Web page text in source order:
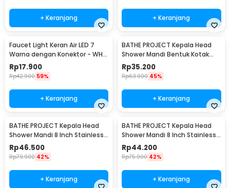
+ Keranjang + Keranjang
Faucet Light Keran Air LED 7
Warna dengan Konektor - WH-
F03
Rp17.900
Rp42.900 59%
+ Keranjang
BATHE PROJECT Kepala Head
Shower Mandi Bentuk Kotak
8Inch 305gr - MK-701
Rp35.200
Rp63.900 45%
+ Keranjang
BATHE PROJECT Kepala Head
Shower Mandi 8 Inch Stainless
Steel Kotak - ADQ0098
Rp46.500
Rp79.900 42%
+ Keranjang
BATHE PROJECT Kepala Head
Shower Mandi 8 Inch Stainless
Steel Bulat - ADQ0098
Rp44.200
Rp75.900 42%
+ Keranjang